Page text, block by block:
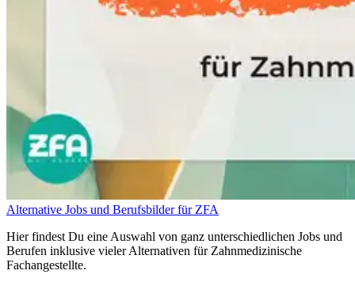
Alternative Jobs und Berufsbilder für ZFA
Hier findest Du eine Auswahl von ganz unterschiedlichen Jobs und
Berufen inklusive vieler Alternativen für Zahnmedizinische
Fachangestellte.